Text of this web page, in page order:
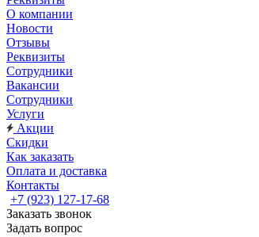
О компании
Новости
Отзывы
Реквизиты
Сотрудники
Вакансии
Сотрудники
Услуги
Акции
Скидки
Как заказать
Оплата и доставка
Контакты
+7 (923) 127-17-68
Заказать звонок
Задать вопрос